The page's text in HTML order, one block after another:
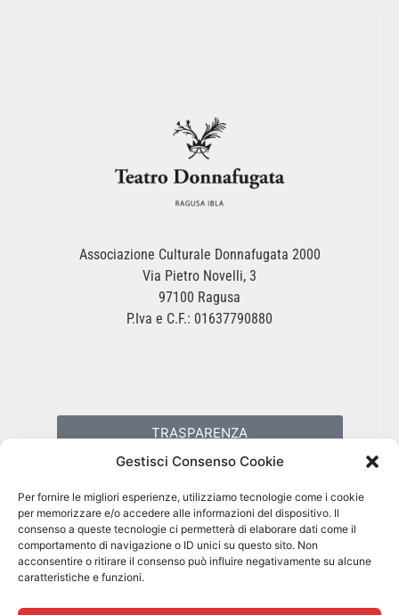
Gestisci Consenso Cookie
Per fornire le migliori esperienze, utilizziamo tecnologie come i cookie
per memorizzare e/o accedere alle informazioni del dispositivo. Il
consenso a queste tecnologie ci permetterà di elaborare dati come il
comportamento di navigazione o ID unici su questo sito. Non
acconsentire o ritirare il consenso può influire negativamente su alcune
caratteristiche e funzioni.
Associazione Culturale Donnafugata 2000
Via Pietro Novelli, 3
97100 Ragusa
P.Iva e C.F.: 01637790880
TRASPARENZA
COOKIES POLICY